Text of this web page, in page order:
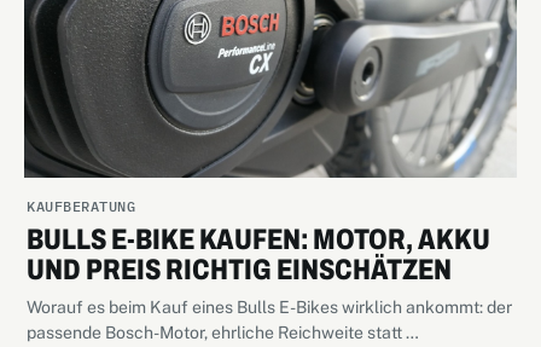
KAUFBERATUNG
BULLS E-BIKE KAUFEN: MOTOR, AKKU
UND PREIS RICHTIG EINSCHÄTZEN
Worauf es beim Kauf eines Bulls E-Bikes wirklich ankommt: der
passende Bosch-Motor, ehrliche Reichweite statt …